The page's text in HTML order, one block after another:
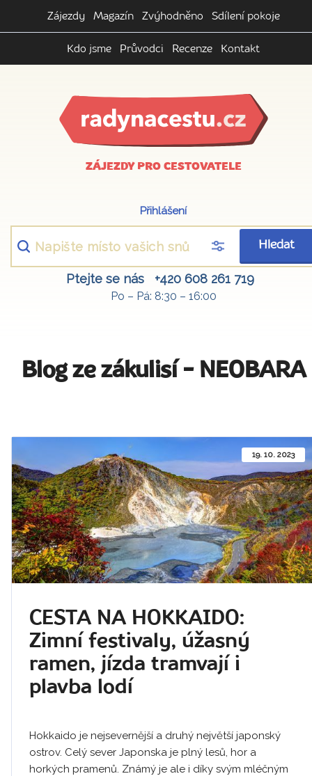
Zájezdy Magazín Zvýhodněno Sdílení pokoje
Kdo jsme Průvodci Recenze Kontakt
ZÁJEZDY PRO CESTOVATELE
Přihlášení
Hledat
Ptejte se nás +420 608 261 719
Po – Pá: 8:30 – 16:00
Blog ze zákulisí - NEOBARA
19. 10. 2023
CESTA NA HOKKAIDO:
Zimní festivaly, úžasný
ramen, jízda tramvají i
plavba lodí
Hokkaido je nejsevernější a druhý největší japonský
ostrov. Celý sever Japonska je plný lesů, hor a
horkých pramenů. Známý je ale i díky svým mléčným